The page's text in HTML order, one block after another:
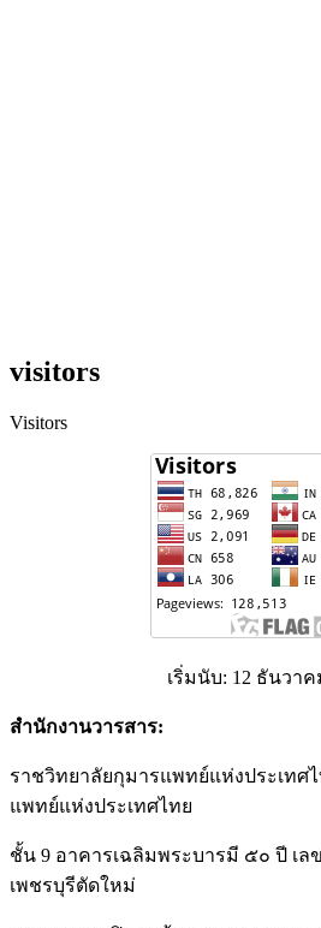
visitors
Visitors
เริ่มนับ: 12 ธันวาค
สำนักงานวารสาร:
ราชวิทยาลัยกุมารแพทย์แห่งประเทศ
แพทย์แห่งประเทศไทย
ชั้น 9 อาคารเฉลิมพระบารมี ๕๐ ปี เ
เพชรบุรีตัดใหม่